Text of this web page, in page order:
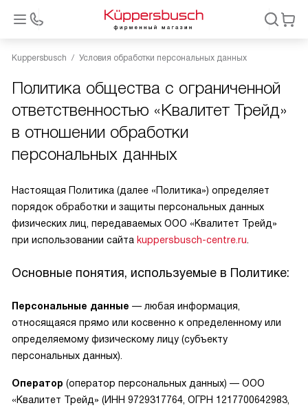
Kuppersbusch Условия обработки персональных данных
Политика общества с ограниченной
ответственностью «Квалитет Трейд»
в отношении обработки
персональных данных
Настоящая Политика (далее «Политика») определяет
порядок обработки и защиты персональных данных
физических лиц, передаваемых ООО «Квалитет Трейд»
при использовании сайта kuppersbusch-centre.ru
Основные понятия, используемые в Политике:
Персональные данные — любая информация,
относящаяся прямо или косвенно к определенному или
определяемому физическому лицу (субъекту
персональных данных).
Оператор (оператор персональных данных) — ООО
«Квалитет Трейд» (ИНН 9729317764, ОГРН 1217700642983,